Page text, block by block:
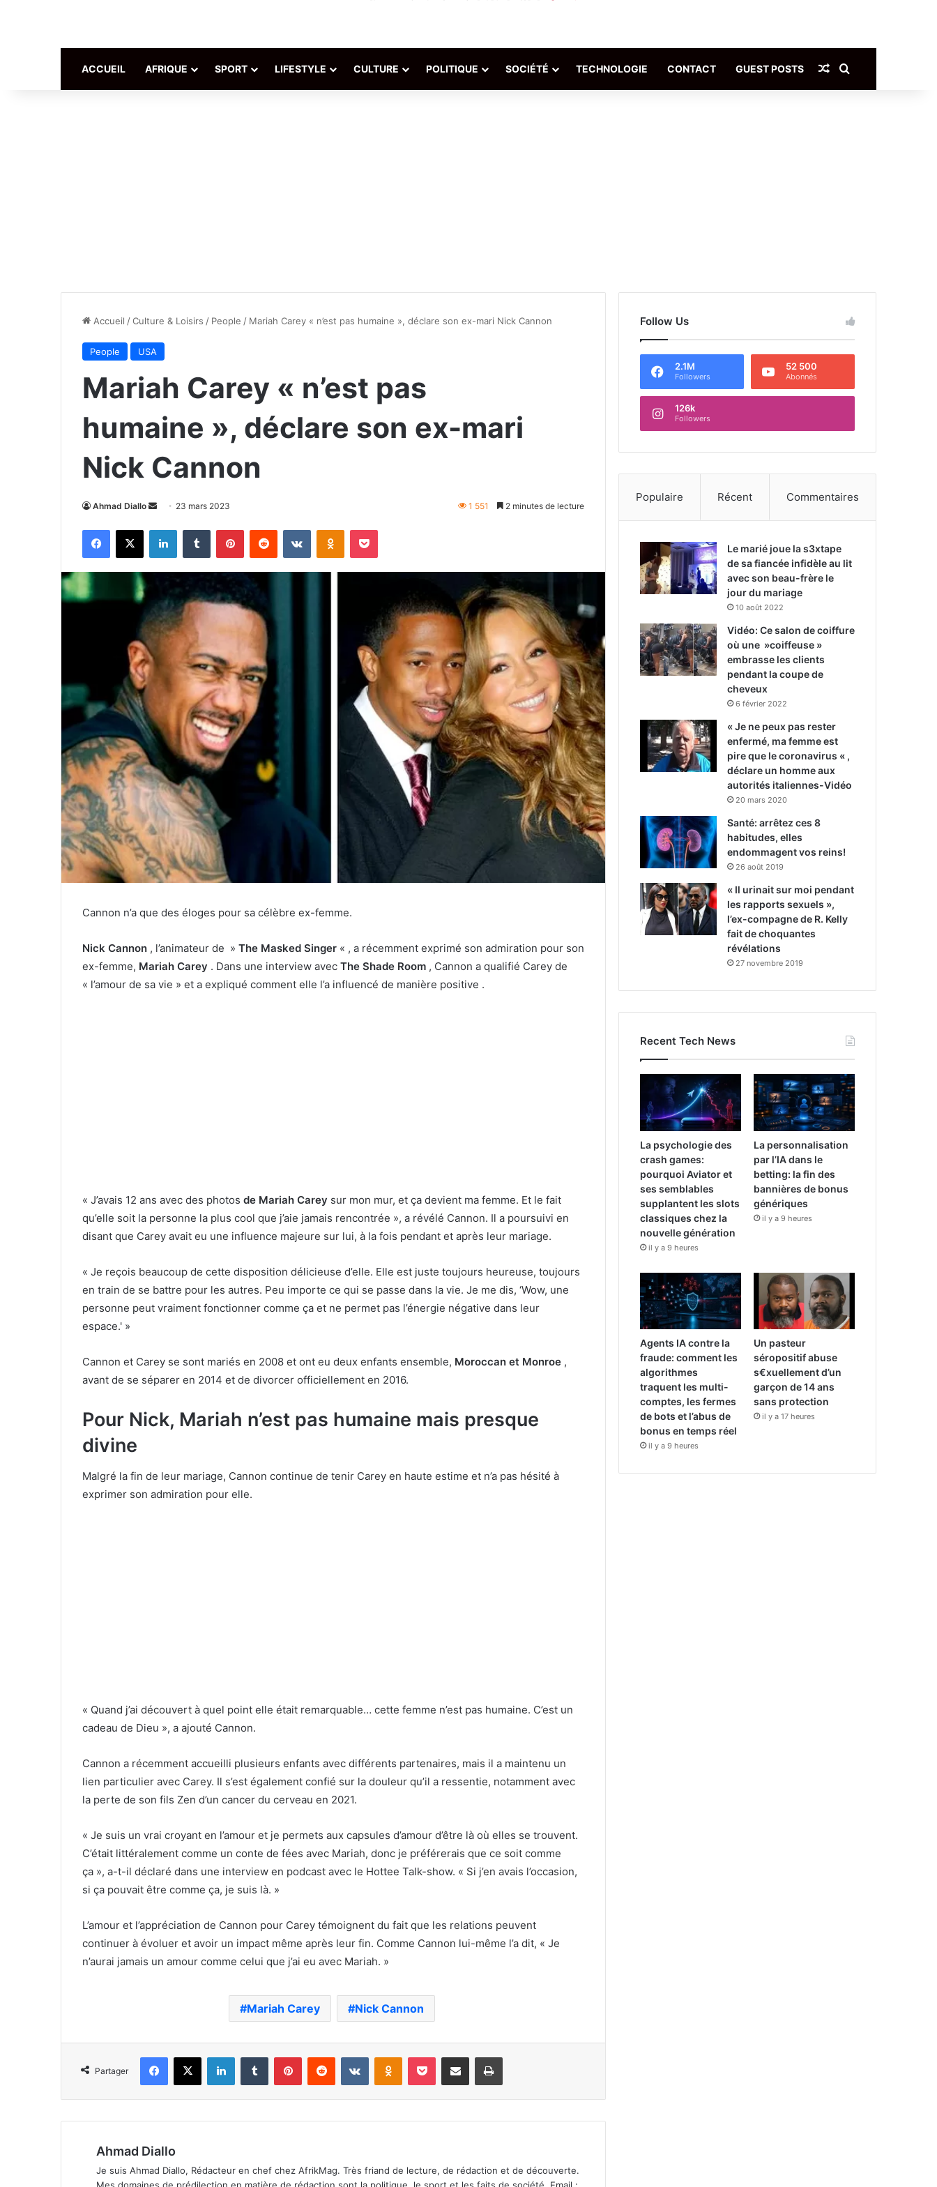
ACCUEIL AFRIQUE SPORT LIFESTYLE CULTURE POLITIQUE SOCIÉTÉ TECHNOLOGIE CONTACT GUEST POSTS Article Aléatoire
Accueil /Culture & Loisirs / People / Mariah Carey « n’est pas humaine », déclare son ex-mari Nick Cannon
People USA
Mariah Carey « n’est pas
humaine », déclare son ex-mari
Nick Cannon
Ahmad Diallo
Envoyer
courriel
23 mars 2023 1 551 2 minutes de lecture
Facebook
X LinkedinTumblr PinterestReddit VKontakteOdnoklassniki
Pocket
Cannon n’a que des éloges pour sa célèbre ex-femme.
Nick Cannon , l’animateur de » The Masked Singer « , a récemment exprimé son admiration pour son
ex-femme, Mariah Carey . Dans une interview avec The Shade Room , Cannon a qualifié Carey de
« l’amour de sa vie » et a expliqué comment elle l’a influencé de manière positive .
« J’avais 12 ans avec des photos de Mariah Carey sur mon mur, et ça devient ma femme. Et le fait
qu’elle soit la personne la plus cool que j’aie jamais rencontrée », a révélé Cannon. Il a poursuivi en
disant que Carey avait eu une influence majeure sur lui, à la fois pendant et après leur mariage.
« Je reçois beaucoup de cette disposition délicieuse d’elle. Elle est juste toujours heureuse, toujours
en train de se battre pour les autres. Peu importe ce qui se passe dans la vie. Je me dis, ‘Wow, une
personne peut vraiment fonctionner comme ça et ne permet pas l’énergie négative dans leur
espace.' »
Cannon et Carey se sont mariés en 2008 et ont eu deux enfants ensemble, Moroccan et Monroe ,
avant de se séparer en 2014 et de divorcer officiellement en 2016.
Pour Nick, Mariah n’est pas humaine mais presque
divine
Malgré la fin de leur mariage, Cannon continue de tenir Carey en haute estime et n’a pas hésité à
exprimer son admiration pour elle.
« Quand j’ai découvert à quel point elle était remarquable… cette femme n’est pas humaine. C’est un
cadeau de Dieu », a ajouté Cannon.
Cannon a récemment accueilli plusieurs enfants avec différents partenaires, mais il a maintenu un
lien particulier avec Carey. Il s’est également confié sur la douleur qu’il a ressentie, notamment avec
la perte de son fils Zen d’un cancer du cerveau en 2021.
« Je suis un vrai croyant en l’amour et je permets aux capsules d’amour d’être là où elles se trouvent.
C’était littéralement comme un conte de fées avec Mariah, donc je préférerais que ce soit comme
ça », a-t-il déclaré dans une interview en podcast avec le Hottee Talk-show. « Si j’en avais l’occasion,
si ça pouvait être comme ça, je suis là. »
L’amour et l’appréciation de Cannon pour Carey témoignent du fait que les relations peuvent
continuer à évoluer et avoir un impact même après leur fin. Comme Cannon lui-même l’a dit, « Je
n’aurai jamais un amour comme celui que j’ai eu avec Mariah. »
Mariah Carey Nick Cannon
Partager
Facebook
X LinkedinTumblr PinterestReddit VKontakteOdnoklassniki
Pocket Partager par email Imprimer
Ahmad Diallo
Je suis Ahmad Diallo, Rédacteur en chef chez AfrikMag. Très friand de lecture, de rédaction et de découverte.
Follow Us
2.1M
Followers
52 500
Abonnés
126k
Followers
Populaire Récent Commentaires
Le marié joue la s3xtape
de sa fiancée infidèle au lit
avec son beau-frère le
jour du mariage
10 août 2022
Vidéo: Ce salon de coiffure
où une »coiffeuse »
embrasse les clients
pendant la coupe de
cheveux
6 février 2022
« Je ne peux pas rester
enfermé, ma femme est
pire que le coronavirus « ,
déclare un homme aux
autorités italiennes-Vidéo
20 mars 2020
Santé: arrêtez ces 8
habitudes, elles
endommagent vos reins!
26 août 2019
« Il urinait sur moi pendant
les rapports sexuels »,
l’ex-compagne de R. Kelly
fait de choquantes
révélations
27 novembre 2019
Recent Tech News
La psychologie des
crash games:
pourquoi Aviator et
ses semblables
supplantent les slots
classiques chez la
nouvelle génération
il y a 9 heures
La personnalisation
par l’IA dans le
betting: la fin des
bannières de bonus
génériques
il y a 9 heures
Agents IA contre la
fraude: comment les
algorithmes
traquent les multi-
comptes, les fermes
de bots et l’abus de
bonus en temps réel
il y a 9 heures
Un pasteur
séropositif abuse
s€xuellement d’un
garçon de 14 ans
sans protection
il y a 17 heures